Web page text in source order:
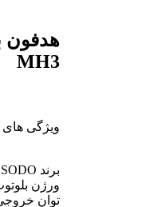
MH3
ویژگی
برند SODO
ورژن بلوتوث
توان خروجی